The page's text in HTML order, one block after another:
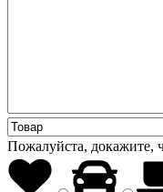
Пожалуйста, докажите,